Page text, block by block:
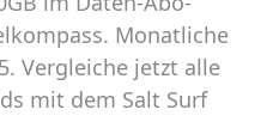
und Smart
Abo
Monatliche
Vergleiche jetzt alle
mit dem Salt Surf